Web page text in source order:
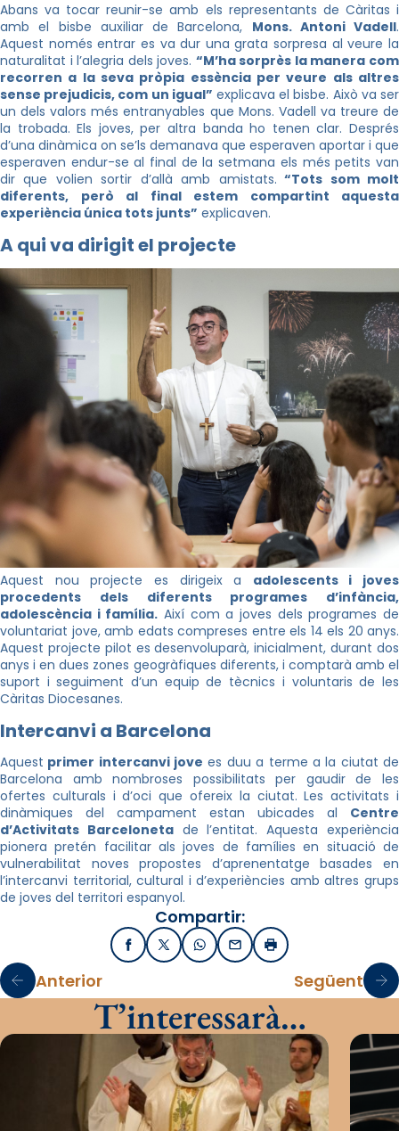
Abans va tocar reunir-se amb els representants de Càritas i
amb el bisbe auxiliar de Barcelona, Mons. Antoni Vadell.
Aquest només entrar es va dur una grata sorpresa al veure la
naturalitat i l’alegria dels joves. “M’ha sorprès la manera com
recorren a la seva pròpia essència per veure als altres
sense prejudicis, com un igual” explicava el bisbe. Això va ser
un dels valors més entranyables que Mons. Vadell va treure de
la trobada. Els joves, per altra banda ho tenen clar. Després
d’una dinàmica on se’ls demanava que esperaven aportar i que
esperaven endur-se al final de la setmana els més petits van
dir que volien sortir d’allà amb amistats. “Tots som molt
diferents, però al final estem compartint aquesta
experiència única tots junts” explicaven.
A qui va dirigit el projecte
Aquest nou projecte es dirigeix a adolescents i joves
procedents dels diferents programes d’infància,
adolescència i família. Així com a joves dels programes de
voluntariat jove, amb edats compreses entre els 14 els 20 anys.
Aquest projecte pilot es desenvoluparà, inicialment, durant dos
anys i en dues zones geogràfiques diferents, i comptarà amb el
suport i seguiment d’un equip de tècnics i voluntaris de les
Càritas Diocesanes.
Intercanvi a Barcelona
Aquest primer intercanvi jove es duu a terme a la ciutat de
Barcelona amb nombroses possibilitats per gaudir de les
ofertes culturals i d’oci que ofereix la ciutat. Les activitats i
dinàmiques del campament estan ubicades al Centre
d’Activitats Barcelonetade l’entitat. Aquesta experiència
pionera pretén facilitar als joves de famílies en situació de
vulnerabilitat noves propostes d’aprenentatge basades en
l’intercanvi territorial, cultural i d’experiències amb altres grups
de joves del territori espanyol.
Compartir:
FacebookX / TwitterWhatsApp
EmailImprimir
Anterior Següent
T’interessarà…